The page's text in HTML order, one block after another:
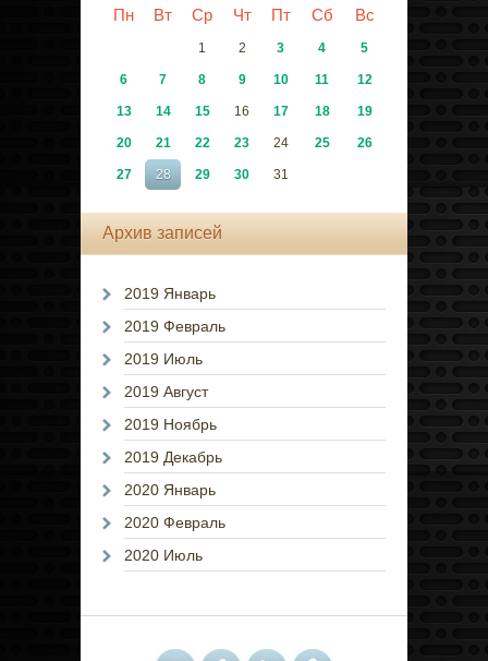
Пн Вт Ср Чт Пт Сб Вс
1 2 3 4 5
6 7 8 9 10 11 12
13 14 15 16 17 18 19
20 21 22 23 24 25 26
27 28 29 30 31
Архив записей
2019 Январь
2019 Февраль
2019 Июль
2019 Август
2019 Ноябрь
2019 Декабрь
2020 Январь
2020 Февраль
2020 Июль